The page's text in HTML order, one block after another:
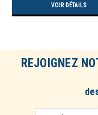
VOIR DÉTAILS
REJOIGNEZ